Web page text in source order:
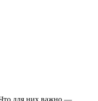
для них важно —